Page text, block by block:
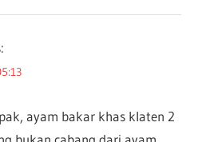
ayam bakar khas klaten 2